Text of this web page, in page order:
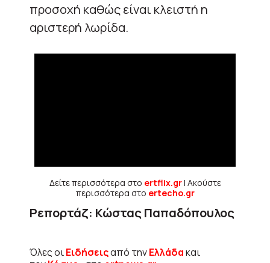
προσοχή καθώς είναι κλειστή η
αριστερή λωρίδα.
Δείτε περισσότερα στο ertflix.gr| Ακούστε
περισσότερα στο ertecho.gr
Ρεπορτάζ: Κώστας Παπαδόπουλος
Όλες οιΕιδήσειςαπό τηνΕλλάδακαι